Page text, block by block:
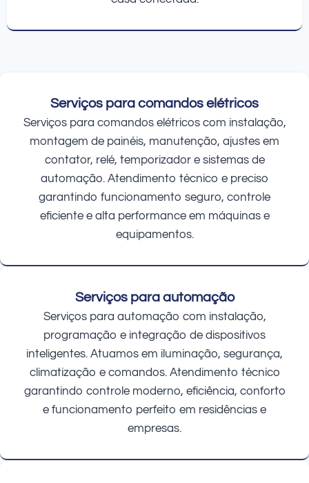
Serviços para comandos elétricos
Serviços para comandos elétricos com instalação,
montagem de painéis, manutenção, ajustes em
contator, relé, temporizador e sistemas de
automação. Atendimento técnico e preciso
garantindo funcionamento seguro, controle
eficiente e alta performance em máquinas e
equipamentos.
Serviços para automação
Serviços para automação com instalação,
programação e integração de dispositivos
inteligentes. Atuamos em iluminação, segurança,
climatização e comandos. Atendimento técnico
garantindo controle moderno, eficiência, conforto
e funcionamento perfeito em residências e
empresas.